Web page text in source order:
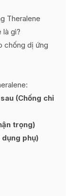
Theralene
là gì?
chống dị ứng
(Chống chỉ
trọng)
phụ)